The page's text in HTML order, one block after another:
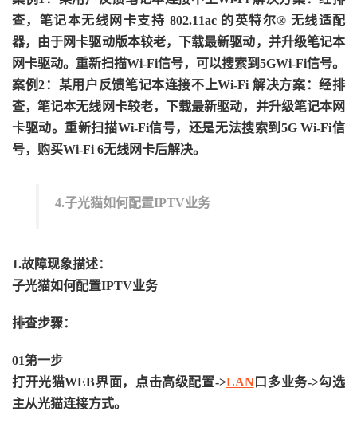
查，笔记本无线网卡支持 802.11ac 的英特尔® 无线适配
器，由于网卡驱动版本较老，下载最新驱动，并升级笔记本
网卡驱动。重新扫描Wi-Fi信号，可以搜索到5GWi-Fi信号。
案例2：某用户反馈笔记本连接不上Wi-Fi 解决方案：经排
查，笔记本无线网卡较老，下载最新驱动，并升级笔记本网
卡驱动。重新扫描Wi-Fi信号，还是无法搜索到5G Wi-Fi信
号，购买Wi-Fi 6无线网卡后解决。
4.子光猫如何配置IPTV业务
1.故障现象描述：
子光猫如何配置IPTV业务
排查步骤：
01第一步
打开光猫WEB界面，点击高级配置->LAN口多业务->勾选
主从光猫连接方式。